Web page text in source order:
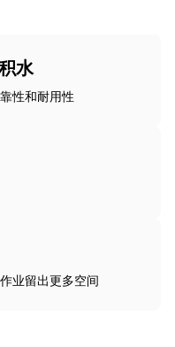
水
性和耐用性
业留出更多空间